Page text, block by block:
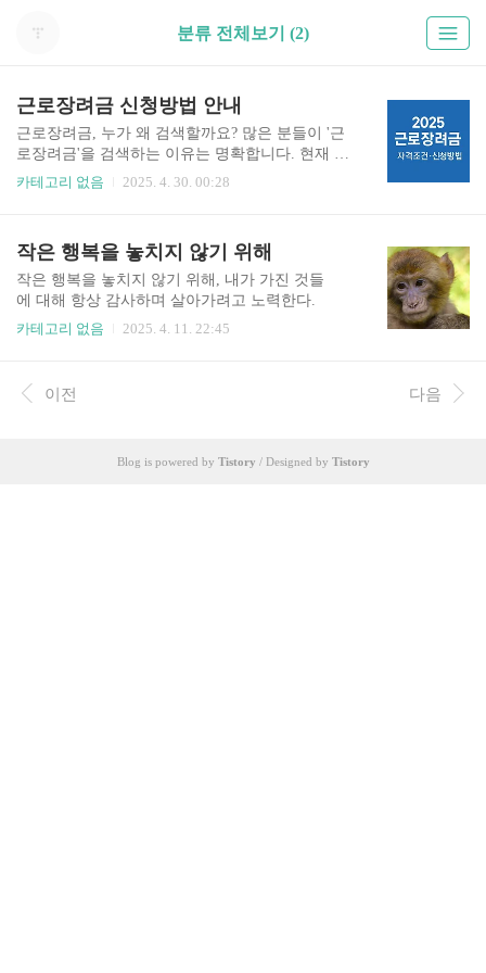
분류 전체보기 (2)
근로장려금 신청방법 안내
근로장려금, 누가 왜 검색할까요? 많은 분들이 '근
로장려금'을 검색하는 이유는 명확합니다. 현재 소
득이 많지 않지만 열심히 일하고 있는 저소득 가구
커졌습니다. 이 글에서는 **근로장려금의 개요부
터 신청 조건, 절차, 지급일정, 금액**, 그리고 신청
시 유의해야 할 사항까지 체계적으로 정리해드립
니다. 지금 바로 확인하고 꼭 혜택을 챙기세요. 근
로장려금 제도란? - 정부가 지원하는 저소득 근로
저소득 가구의 근로 의욕을 높이고 소득을 보전하
기 위해 지급하는 **현금성 지원 제도**입니다. 20
카테고리 없음 2025. 4. 30. 00:28
작은 행복을 놓치지 않기 위해
작은 행복을 놓치지 않기 위해, 내가 가진 것들
에 대해 항상 감사하며 살아가려고 노력한다.
카테고리 없음
2025. 4. 11. 22:45
이전 다음
Blog is powered by Tistory / Designed by Tistory